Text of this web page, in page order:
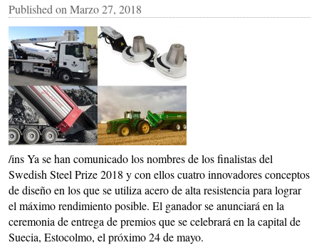
Published on Marzo 27, 2018
/ins Ya se han comunicado los nombres de los finalistas del
Swedish Steel Prize 2018 y con ellos cuatro innovadores conceptos
de diseño en los que se utiliza acero de alta resistencia para lograr
el máximo rendimiento posible. El ganador se anunciará en la
ceremonia de entrega de premios que se celebrará en la capital de
Suecia, Estocolmo, el próximo 24 de mayo.